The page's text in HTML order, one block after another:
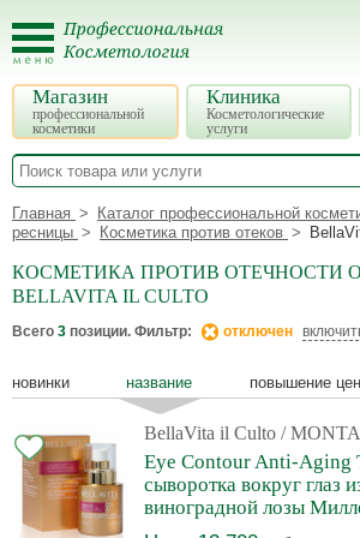
Магазин
профессиональной
косметики
Клиника
Косметологические
услуги
Главная Каталог профессиональной
ресницы
Косметика против отеков
КОСМЕТИКА ПРОТИВ ОТЕЧНОСТИ
BELLAVITA IL CULTO
Всего 3 позиции. Фильтр: отключен
новинки название повышение цен
BellaVita il Culto /
Eye Contour Anti-Aging
сыворотка вокруг глаз
виноградной лозы